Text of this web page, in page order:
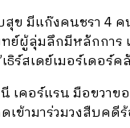
ข มีแก๊งคนชรา 4 ค
ผู้ลุ่มลึกมีหลักกา
เธิร์สเดย์เมอร์เดอร์ค
คอร์แรน มือขวาข
เข้ามาร่วมวงสืบค